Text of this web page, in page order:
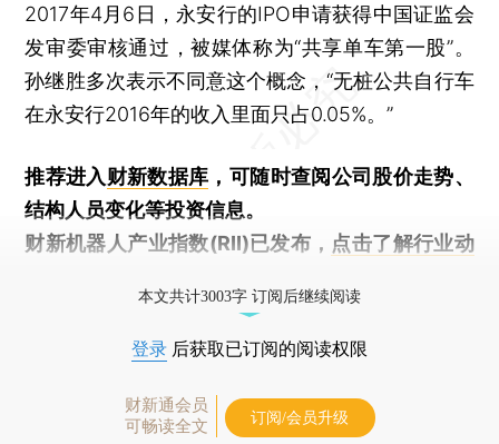
2017年4月6日，永安行的IPO申请获得中国证监会
发审委审核通过，被媒体称为“共享单车第一股”。
孙继胜多次表示不同意这个概念，“无桩公共自行车
在永安行2016年的收入里面只占0.05%。”
推荐进入财新数据库 ，可随时查阅公司股价走势、
结构人员变化等投资信息。
财新机器人产业指数(RII)已发布， 点击了解行业动
本文共计3003字 订阅后继续阅读
登录 后获取已订阅的阅读权限
财新通会员
可畅读全文
订阅/会员升级